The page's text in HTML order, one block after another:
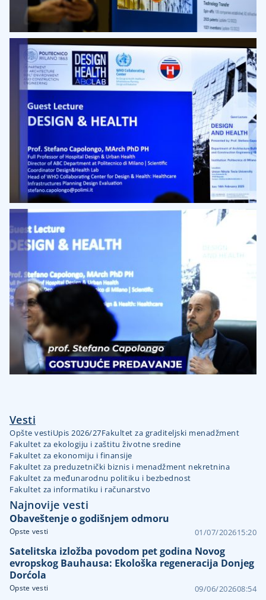
Vesti
Opšte vestiUpis 2026/27Fakultet za graditeljski menadžment
Fakultet za ekologiju i zaštitu životne sredine
Fakultet za ekonomiju i finansije
Fakultet za preduzetnički biznis i menadžment nekretnina
Fakultet za međunarodnu politiku i bezbednost
Fakultet za informatiku i računarstvo
Najnovije vesti
Obaveštenje o godišnjem odmoru
Opste vesti 01/07/202615:20
Satelitska izložba povodom pet godina Novog
evropskog Bauhausa: Ekološka regeneracija Donjeg
Dorćola
Opste vesti 09/06/202608:54